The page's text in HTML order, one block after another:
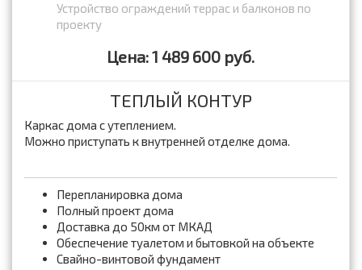
Устройство ограждений террас и балконов по
проекту
Цена: 1 489 600 руб.
ТЕПЛЫЙ КОНТУР
Каркас дома с утеплением.
Можно приступать к внутренней отделке дома.
Перепланировка дома
Полный проект дома
Доставка до 50км от МКАД
Обеспечение туалетом и бытовкой на объекте
Свайно-винтовой фундамент